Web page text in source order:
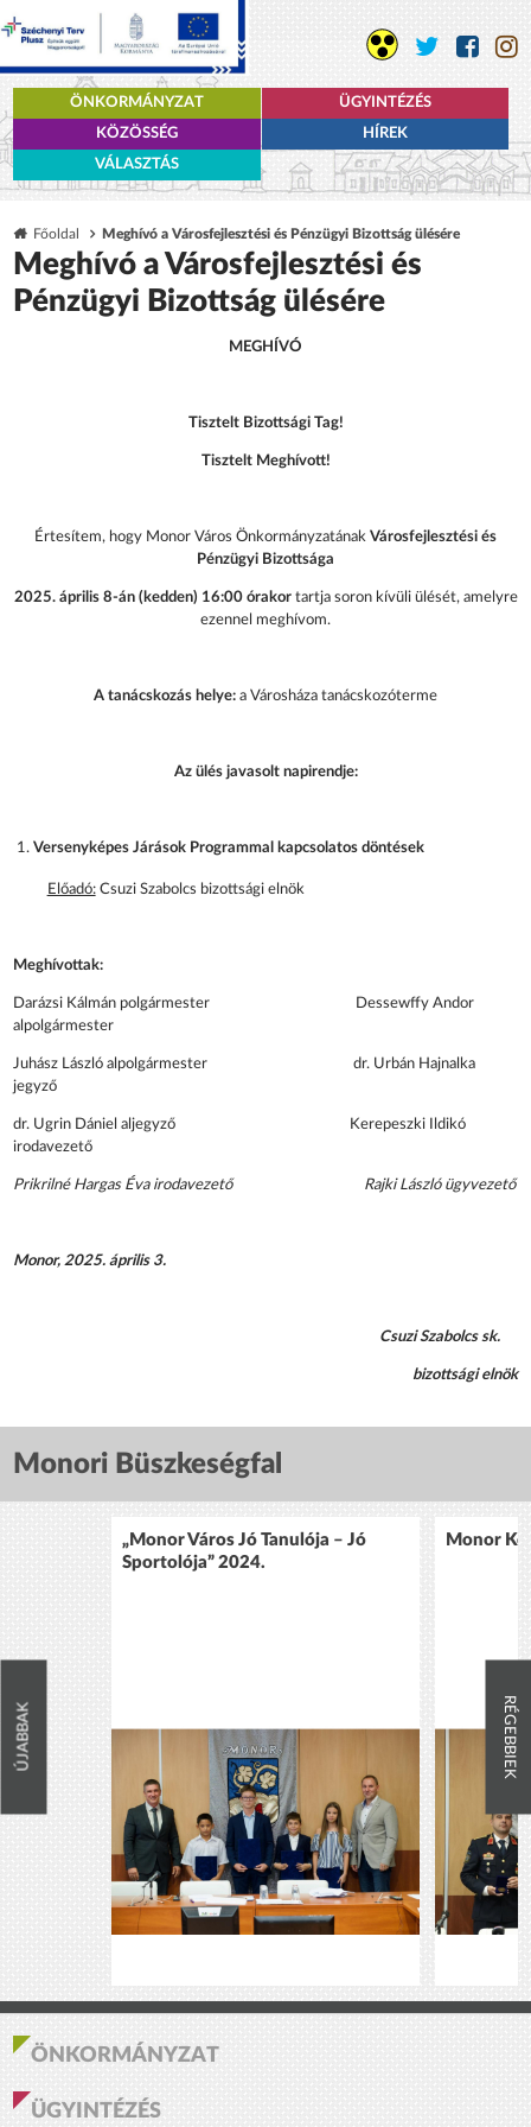
ÖNKORMÁNYZAT
ÜGYINTÉZÉS
KÖZÖSSÉG
HÍREK
VÁLASZTÁS
Főoldal Meghívó a Városfejlesztési és Pénzügyi Bizottság ülésére
Meghívó a Városfejlesztési és
Pénzügyi Bizottság ülésére
MEGHÍVÓ
Tisztelt Bizottsági Tag!
Tisztelt Meghívott!
Értesítem, hogy Monor Város Önkormányzatának Városfejlesztési és
Pénzügyi Bizottsága
2025. április 8-án (kedden) 16:00 órakortartja soron kívüli ülését, amelyre
ezennel meghívom.
A tanácskozás helye: a Városháza tanácskozóterme
Az ülés javasolt napirendje:
Versenyképes Járások Programmal kapcsolatos döntések
Előadó:Csuzi Szabolcs bizottsági elnök
Meghívottak:
Darázsi Kálmán polgármester Dessewffy Andor
alpolgármester
Juhász László alpolgármester dr. Urbán Hajnalka
jegyző
dr. Ugrin Dániel aljegyző Kerepeszki Ildikó
irodavezető
Prikrilné Hargas Éva irodavezető Rajki László ügyvezető
Monor, 2025. április 3.
Csuzi Szabolcs sk.
bizottsági elnök
Monori Büszkeségfal
ÚJABBAK
„Monor Város Jó Tanulója – Jó
Sportolója” 2024.
Monor
RÉGEBBIEK
ÖNKORMÁNYZAT
ÜGYINTÉZÉS